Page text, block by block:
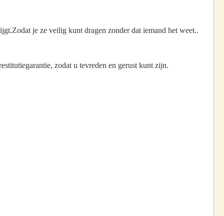
je ze veilig kunt dragen zonder dat iemand het weet..
zodat u tevreden en gerust kunt zijn.